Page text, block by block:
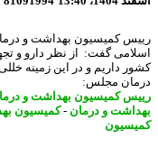
کمیسیون بهداشت و درمان
داریم و در این زمینه خللی
مجلس:
کمیسیون بهداشت و درمان -
و درمان -کمیسیون